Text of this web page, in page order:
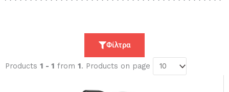
Φίλτρα
Products 1 - 1 from 1. Products on page